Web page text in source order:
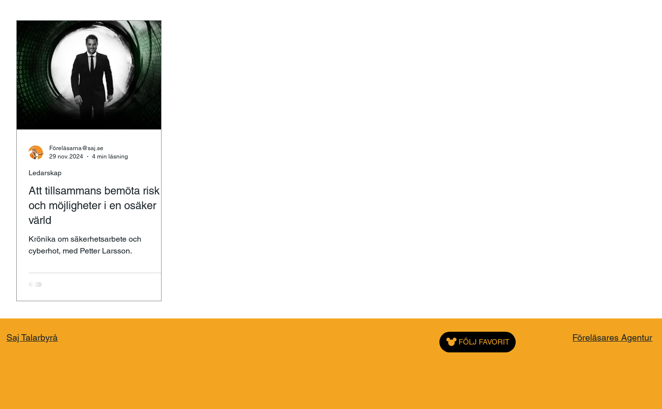
Att tillsammans bemöta risk
och möjligheter i en osäker
värld
Krönika om säkerhetsarbete och
cyberhot, med Petter Larsson.
Ledarskap
Föreläsarna@saj.se
29 nov. 2024
4 min läsning
Saj Talarbyrå Föreläsares Agentur
FÖLJ FAVORIT